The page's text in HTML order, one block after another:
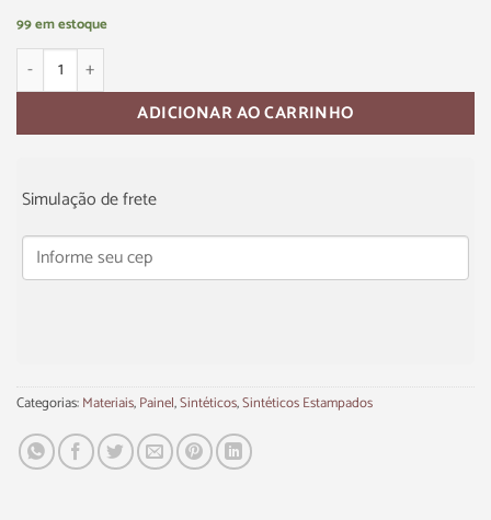
99 em estoque
ADICIONAR AO CARRINHO
Simulação de frete
Categorias:Materiais,Painel,Sintéticos,Sintéticos Estampados